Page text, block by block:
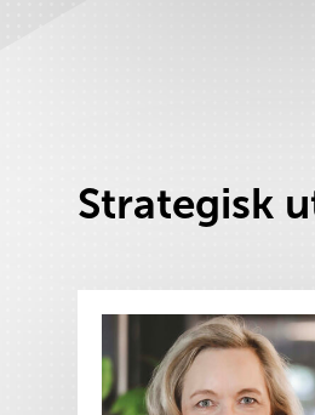
Strategisk